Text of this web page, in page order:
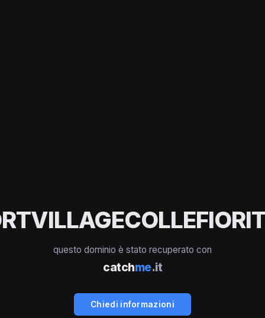
questo dominio è stato recuperato con
catchme.it
Chiedi informazioni